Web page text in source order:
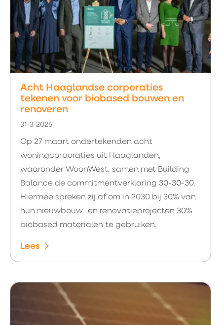
Acht Haaglandse corporaties
tekenen voor biobased bouwen en
renoveren
31-3-2026
Op 27 maart ondertekenden acht
woningcorporaties uit Haaglanden,
waaronder WoonWest, samen met Building
Balance de commitmentverklaring 30-30-30.
Hiermee spreken zij af om in 2030 bij 30% van
hun nieuwbouw- en renovatieprojecten 30%
biobased materialen te gebruiken.
Lees